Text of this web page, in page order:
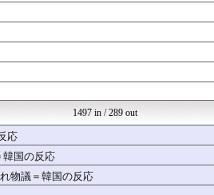
よい子のためのおんＪまとめ...
SSまにあっくす！
女子アナお宝画像速報－5c...
まどドラまとめ速報 魔法少...
いたしん！
修羅の華-家庭・生活まとめ
GUNDAM.LOG｜ガン...
mutyunのゲーム+αブ...
1497 in / 289 out
応
国の反応
物議＝韓国の反応